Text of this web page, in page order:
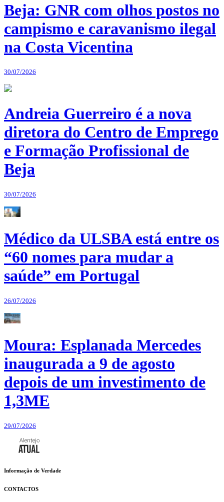
Beja: GNR com olhos postos no
campismo e caravanismo ilegal
na Costa Vicentina
30/07/2026
Andreia Guerreiro é a nova
diretora do Centro de Emprego
e Formação Profissional de
Beja
30/07/2026
Médico da ULSBA está entre os
“60 nomes para mudar a
saúde” em Portugal
26/07/2026
Moura: Esplanada Mercedes
inaugurada a 9 de agosto
depois de um investimento de
1,3ME
29/07/2026
Informação de Verdade
CONTACTOS